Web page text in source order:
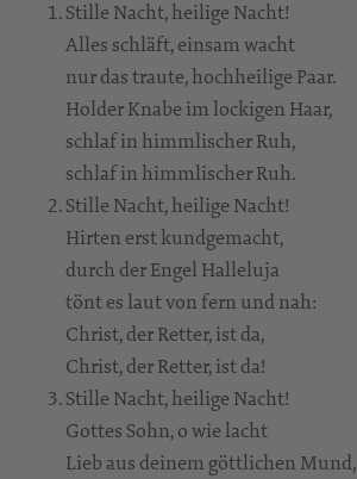
Stille Nacht, heilige Nacht!
Alles schläft, einsam wacht
nur das traute, hochheilige Paar.
Holder Knabe im lockigen Haar,
schlaf in himmlischer Ruh,
schlaf in himmlischer Ruh.
Stille Nacht, heilige Nacht!
Hirten erst kundgemacht,
durch der Engel Halleluja
tönt es laut von fern und nah:
Christ, der Retter, ist da,
Christ, der Retter, ist da!
Stille Nacht, heilige Nacht!
Gottes Sohn, o wie lacht
Lieb aus deinem göttlichen Mund,